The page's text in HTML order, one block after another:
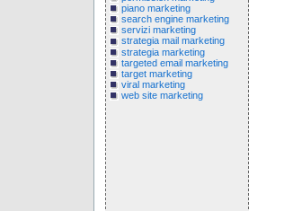
piano marketing
search engine marketing
servizi marketing
strategia mail marketing
strategia marketing
targeted email marketing
target marketing
viral marketing
web site marketing